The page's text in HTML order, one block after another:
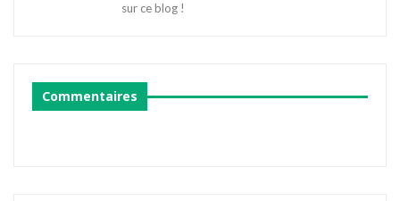
sur ce blog !
Commentaires